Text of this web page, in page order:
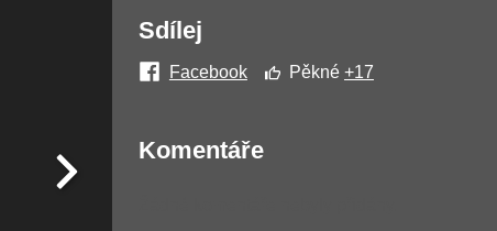
Sdílej
Facebook Pěkné +17
Komentáře